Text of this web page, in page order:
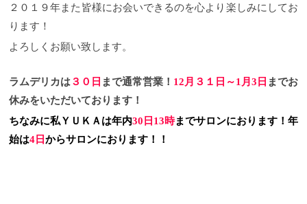
２０１９年また皆様にお会いできるのを心より楽しみにしてお
ります！
よろしくお願い致します。
ラムデリカは３０日 まで通常営業！ 12月３１日～1月3日 までお
休みをいただいております！
ちなみに私ＹＵＫＡは年内30日 13時までサロンにおります！年
始は4日からサロンにおります！！